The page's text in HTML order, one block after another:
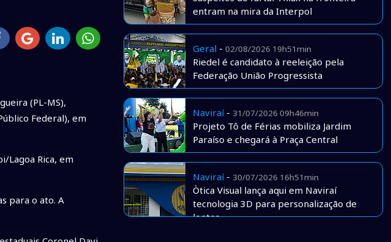
(PL-MS),
Federal), em
Lagoa Rica, em
para o ato. A
entram na mira da Interpol
Geral - 02/08/2026 19h51min
Riedel é candidato à reeleição pela
Federação União Progressista
Naviraí- 31/07/2026 09h46min
Projeto Tô de Férias mobiliza Jardim
Paraíso e chegará à Praça Central
Naviraí- 30/07/2026 16h51min
Òtica Visual lança aqui em Naviraí
tecnologia 3D para personalização de
lentes